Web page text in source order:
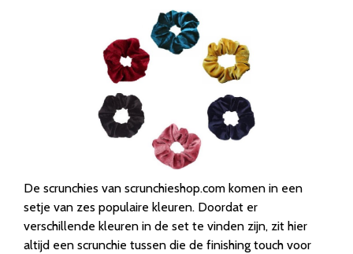
De scrunchies van scrunchieshop.com komen in een
setje van zes populaire kleuren. Doordat er
verschillende kleuren in de set te vinden zijn, zit hier
altijd een scrunchie tussen die de finishing touch voor